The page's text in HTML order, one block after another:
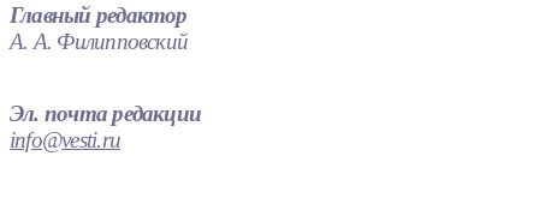
Главный редактор
А. А. Филипповский
Эл. почта редакции
info@vesti.ru